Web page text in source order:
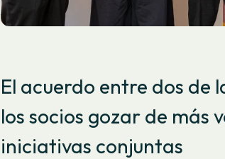
El acuerdo entre dos de
los socios gozar de más
iniciativas conjuntas